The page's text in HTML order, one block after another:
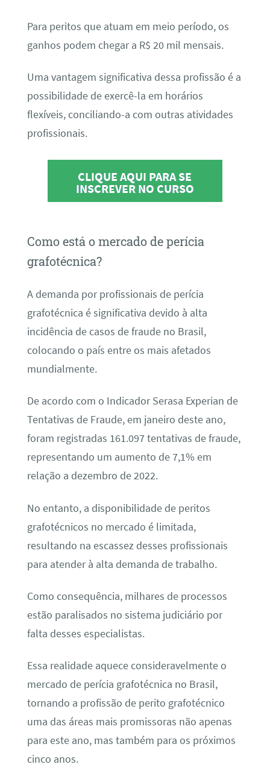
Para peritos que atuam em meio período, os
ganhos podem chegar a R$ 20 mil mensais.
Uma vantagem significativa dessa profissão é a
possibilidade de exercê-la em horários
flexíveis, conciliando-a com outras atividades
profissionais.
CLIQUE AQUI PARA SE
INSCREVER NO CURSO
Como está o mercado de perícia
grafotécnica?
A demanda por profissionais de perícia
grafotécnica é significativa devido à alta
incidência de casos de fraude no Brasil,
colocando o país entre os mais afetados
mundialmente.
De acordo com o Indicador Serasa Experian de
Tentativas de Fraude, em janeiro deste ano,
foram registradas 161.097 tentativas de fraude,
representando um aumento de 7,1% em
relação a dezembro de 2022.
No entanto, a disponibilidade de peritos
grafotécnicos no mercado é limitada,
resultando na escassez desses profissionais
para atender à alta demanda de trabalho.
Como consequência, milhares de processos
estão paralisados no sistema judiciário por
falta desses especialistas.
Essa realidade aquece consideravelmente o
mercado de perícia grafotécnica no Brasil,
tornando a profissão de perito grafotécnico
uma das áreas mais promissoras não apenas
para este ano, mas também para os próximos
cinco anos.